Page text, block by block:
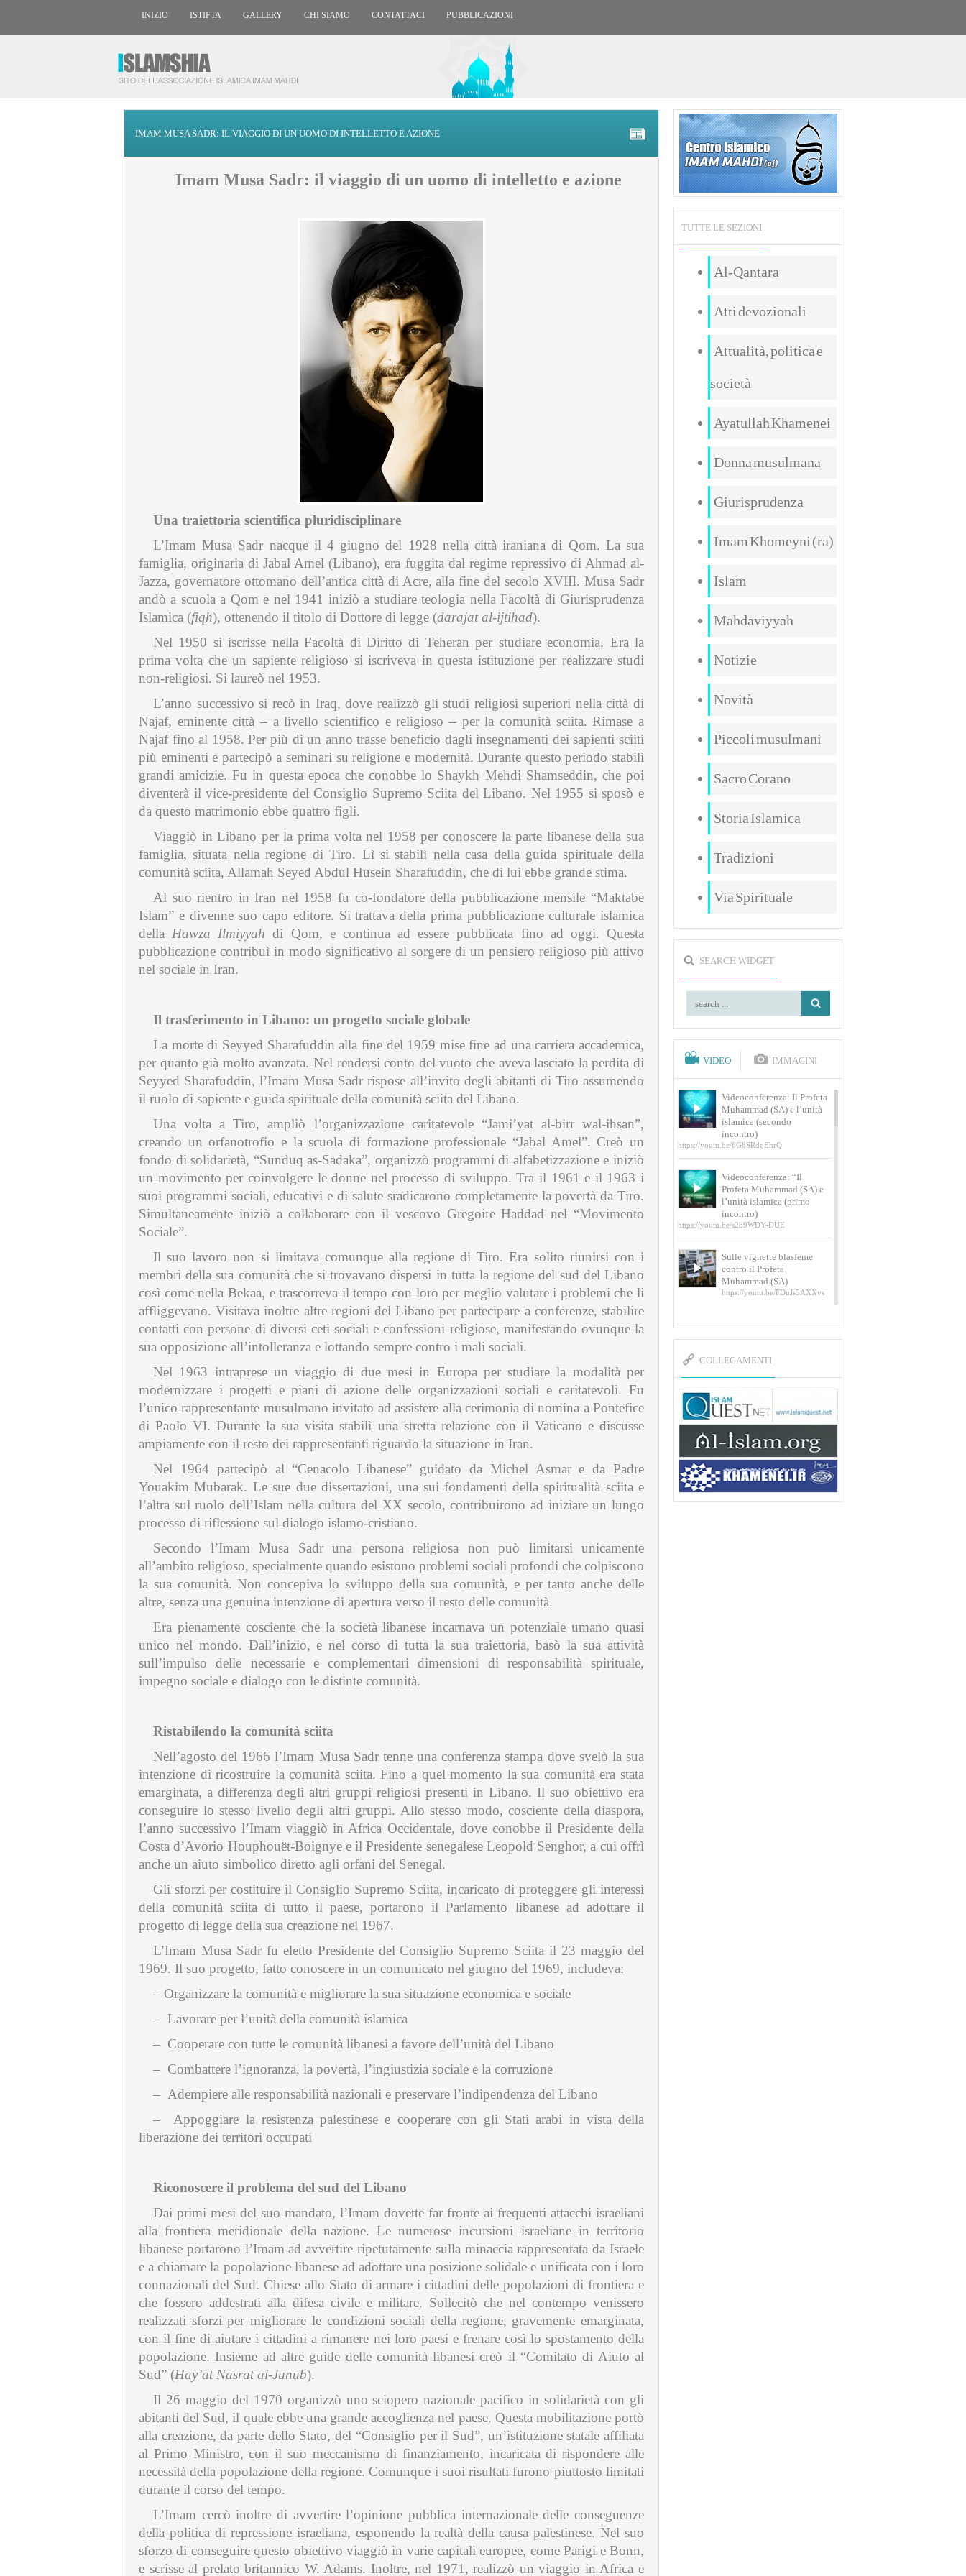
INIZIO ISTIFTA GALLERY CHI SIAMO CONTATTACI PUBBLICAZIONI
IMAM MUSA SADR: IL VIAGGIO DI UN UOMO DI INTELLETTO E AZIONE
Imam Musa Sadr: il viaggio di un uomo di intelletto e azione
Una traiettoria scientifica pluridisciplinare
L’Imam Musa Sadr nacque il 4 giugno del 1928 nella città iraniana di Qom. La sua
famiglia, originaria di Jabal Amel (Libano), era fuggita dal regime repressivo di Ahmad al-
Jazza, governatore ottomano dell’antica città di Acre, alla fine del secolo XVIII. Musa Sadr
andò a scuola a Qom e nel 1941 iniziò a studiare teologia nella Facoltà di Giurisprudenza
Islamica (fiqh), ottenendo il titolo di Dottore di legge (darajat al-ijtihad).
Nel 1950 si iscrisse nella Facoltà di Diritto di Teheran per studiare economia. Era la
prima volta che un sapiente religioso si iscriveva in questa istituzione per realizzare studi
non-religiosi. Si laureò nel 1953.
L’anno successivo si recò in Iraq, dove realizzò gli studi religiosi superiori nella città di
Najaf, eminente città – a livello scientifico e religioso – per la comunità sciita. Rimase a
Najaf fino al 1958. Per più di un anno trasse beneficio dagli insegnamenti dei sapienti sciiti
più eminenti e partecipò a seminari su religione e modernità. Durante questo periodo stabilì
grandi amicizie. Fu in questa epoca che conobbe lo Shaykh Mehdi Shamseddin, che poi
diventerà il vice-presidente del Consiglio Supremo Sciita del Libano. Nel 1955 si sposò e
da questo matrimonio ebbe quattro figli.
Viaggiò in Libano per la prima volta nel 1958 per conoscere la parte libanese della sua
famiglia, situata nella regione di Tiro. Lì si stabilì nella casa della guida spirituale della
comunità sciita, Allamah Seyed Abdul Husein Sharafuddin, che di lui ebbe grande stima.
Al suo rientro in Iran nel 1958 fu co-fondatore della pubblicazione mensile “Maktabe
Islam” e divenne suo capo editore. Si trattava della prima pubblicazione culturale islamica
dellaHawza Ilmiyyah di Qom, e continua ad essere pubblicata fino ad oggi. Questa
pubblicazione contribuì in modo significativo al sorgere di un pensiero religioso più attivo
nel sociale in Iran.
Il trasferimento in Libano: un progetto sociale globale
La morte di Seyyed Sharafuddin alla fine del 1959 mise fine ad una carriera accademica,
per quanto già molto avanzata. Nel rendersi conto del vuoto che aveva lasciato la perdita di
Seyyed Sharafuddin, l’Imam Musa Sadr rispose all’invito degli abitanti di Tiro assumendo
il ruolo di sapiente e guida spirituale della comunità sciita del Libano.
Una volta a Tiro, ampliò l’organizzazione caritatevole “Jami’yat al-birr wal-ihsan”,
creando un orfanotrofio e la scuola di formazione professionale “Jabal Amel”. Creò un
fondo di solidarietà, “Sunduq as-Sadaka”, organizzò programmi di alfabetizzazione e iniziò
un movimento per coinvolgere le donne nel processo di sviluppo. Tra il 1961 e il 1963 i
suoi programmi sociali, educativi e di salute sradicarono completamente la povertà da Tiro.
Simultaneamente iniziò a collaborare con il vescovo Gregoire Haddad nel “Movimento
Sociale”.
Il suo lavoro non si limitava comunque alla regione di Tiro. Era solito riunirsi con i
membri della sua comunità che si trovavano dispersi in tutta la regione del sud del Libano
così come nella Bekaa, e trascorreva il tempo con loro per meglio valutare i problemi che li
affliggevano. Visitava inoltre altre regioni del Libano per partecipare a conferenze, stabilire
contatti con persone di diversi ceti sociali e confessioni religiose, manifestando ovunque la
sua opposizione all’intolleranza e lottando sempre contro i mali sociali.
Nel 1963 intraprese un viaggio di due mesi in Europa per studiare la modalità per
modernizzare i progetti e piani di azione delle organizzazioni sociali e caritatevoli. Fu
l’unico rappresentante musulmano invitato ad assistere alla cerimonia di nomina a Pontefice
di Paolo VI. Durante la sua visita stabilì una stretta relazione con il Vaticano e discusse
ampiamente con il resto dei rappresentanti riguardo la situazione in Iran.
Nel 1964 partecipò al “Cenacolo Libanese” guidato da Michel Asmar e da Padre
Youakim Mubarak. Le sue due dissertazioni, una sui fondamenti della spiritualità sciita e
l’altra sul ruolo dell’Islam nella cultura del XX secolo, contribuirono ad iniziare un lungo
processo di riflessione sul dialogo islamo-cristiano.
Secondo l’Imam Musa Sadr una persona religiosa non può limitarsi unicamente
all’ambito religioso, specialmente quando esistono problemi sociali profondi che colpiscono
la sua comunità. Non concepiva lo sviluppo della sua comunità, e per tanto anche delle
altre, senza una genuina intenzione di apertura verso il resto delle comunità.
Era pienamente cosciente che la società libanese incarnava un potenziale umano quasi
unico nel mondo. Dall’inizio, e nel corso di tutta la sua traiettoria, basò la sua attività
sull’impulso delle necessarie e complementari dimensioni di responsabilità spirituale,
impegno sociale e dialogo con le distinte comunità.
Ristabilendo la comunità sciita
Nell’agosto del 1966 l’Imam Musa Sadr tenne una conferenza stampa dove svelò la sua
intenzione di ricostruire la comunità sciita. Fino a quel momento la sua comunità era stata
emarginata, a differenza degli altri gruppi religiosi presenti in Libano. Il suo obiettivo era
conseguire lo stesso livello degli altri gruppi. Allo stesso modo, cosciente della diaspora,
l’anno successivo l’Imam viaggiò in Africa Occidentale, dove conobbe il Presidente della
Costa d’Avorio Houphouët-Boignye e il Presidente senegalese Leopold Senghor, a cui offrì
anche un aiuto simbolico diretto agli orfani del Senegal.
Gli sforzi per costituire il Consiglio Supremo Sciita, incaricato di proteggere gli interessi
della comunità sciita di tutto il paese, portarono il Parlamento libanese ad adottare il
progetto di legge della sua creazione nel 1967.
L’Imam Musa Sadr fu eletto Presidente del Consiglio Supremo Sciita il 23 maggio del
1969. Il suo progetto, fatto conoscere in un comunicato nel giugno del 1969, includeva:
– Organizzare la comunità e migliorare la sua situazione economica e sociale
– Lavorare per l’unità della comunità islamica
– Cooperare con tutte le comunità libanesi a favore dell’unità del Libano
– Combattere l’ignoranza, la povertà, l’ingiustizia sociale e la corruzione
– Adempiere alle responsabilità nazionali e preservare l’indipendenza del Libano
– Appoggiare la resistenza palestinese e cooperare con gli Stati arabi in vista della
liberazione dei territori occupati
Riconoscere il problema del sud del Libano
Dai primi mesi del suo mandato, l’Imam dovette far fronte ai frequenti attacchi israeliani
alla frontiera meridionale della nazione. Le numerose incursioni israeliane in territorio
libanese portarono l’Imam ad avvertire ripetutamente sulla minaccia rappresentata da Israele
e a chiamare la popolazione libanese ad adottare una posizione solidale e unificata con i loro
connazionali del Sud. Chiese allo Stato di armare i cittadini delle popolazioni di frontiera e
che fossero addestrati alla difesa civile e militare. Sollecitò che nel contempo venissero
realizzati sforzi per migliorare le condizioni sociali della regione, gravemente emarginata,
con il fine di aiutare i cittadini a rimanere nei loro paesi e frenare così lo spostamento della
popolazione. Insieme ad altre guide delle comunità libanesi creò il “Comitato di Aiuto al
Sud” (Hay’at Nasrat al-Junub).
Il 26 maggio del 1970 organizzò uno sciopero nazionale pacifico in solidarietà con gli
abitanti del Sud, il quale ebbe una grande accoglienza nel paese. Questa mobilitazione portò
alla creazione, da parte dello Stato, del “Consiglio per il Sud”, un’istituzione statale affiliata
al Primo Ministro, con il suo meccanismo di finanziamento, incaricata di rispondere alle
necessità della popolazione della regione. Comunque i suoi risultati furono piuttosto limitati
durante il corso del tempo.
L’Imam cercò inoltre di avvertire l’opinione pubblica internazionale delle conseguenze
della politica di repressione israeliana, esponendo la realtà della causa palestinese. Nel suo
sforzo di conseguire questo obiettivo viaggiò in varie capitali europee, come Parigi e Bonn,
e scrisse al prelato britannico W. Adams. Inoltre, nel 1971, realizzò un viaggio in Africa e
TUTTE LE SEZIONI
Al-Qantara
Atti devozionali
Attualità, politica e
società
Ayatullah Khamenei
Donna musulmana
Giurisprudenza
Imam Khomeyni (ra)
Islam
Mahdaviyyah
Notizie
Novità
Piccoli musulmani
Sacro Corano
Storia Islamica
Tradizioni
Via Spirituale
SEARCH WIDGET
VIDEO IMMAGINI
Videoconferenza: Il Profeta
Muhammad (SA) e l’unità
islamica (secondo
incontro)
https://youtu.be/6G8SRdqEhrQ
Videoconferenza: “Il
Profeta Muhammad (SA) e
l’unità islamica (primo
incontro)
https://youtu.be/s2b9WDY-DUE
Sulle vignette blasfeme
contro il Profeta
Muhammad (SA)
https://youtu.be/FDuJs5AXXvs
Mahdi al-Muhandis
v=YAYpusvkUZk&t=26s
L’Abluzione rituale (wudu)
secondo l’Imam Alì e
l’Imam Khomeini
https://www.youtube.com/watch?
v=p3sOpOgK7cU
I ricordi dell’incontro con
Qassem Soleimani della
figlia di un martire
https://www.youtube.com/watch?
COLLEGAMENTI